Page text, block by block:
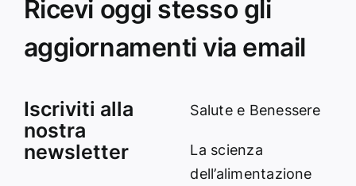
Ricevi oggi stesso gli
aggiornamenti via email
Iscriviti alla
nostra
newsletter
Salute e Benessere
La scienza
dell’alimentazione